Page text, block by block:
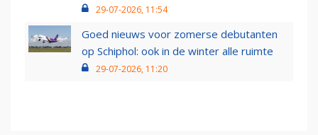
29-07-2026, 11:54
Goed nieuws voor zomerse debutanten
op Schiphol: ook in de winter alle ruimte
29-07-2026, 11:20